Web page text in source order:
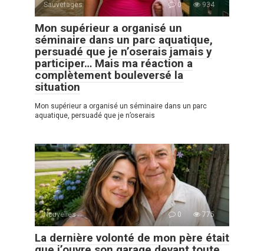
Sauvetages 0 934
Mon supérieur a organisé un
séminaire dans un parc aquatique,
persuadé que je n’oserais jamais y
participer… Mais ma réaction a
complètement bouleversé la
situation
Mon supérieur a organisé un séminaire dans un parc
aquatique, persuadé que je n’oserais
Nouvelles 0 775
La dernière volonté de mon père était